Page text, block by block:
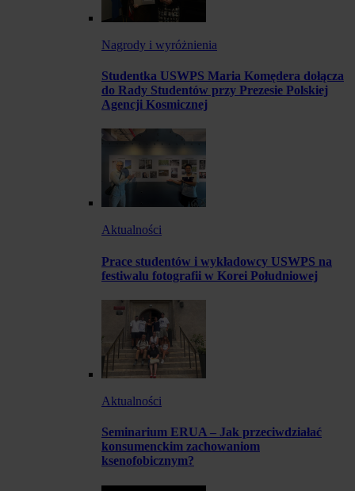
Nagrody i wyróżnienia
Studentka USWPS Maria Komędera dołącza
do Rady Studentów przy Prezesie Polskiej
Agencji Kosmicznej
Aktualności
Prace studentów i wykładowcy USWPS na
festiwalu fotografii w Korei Południowej
Aktualności
Seminarium ERUA – Jak przeciwdziałać
konsumenckim zachowaniom
ksenofobicznym?